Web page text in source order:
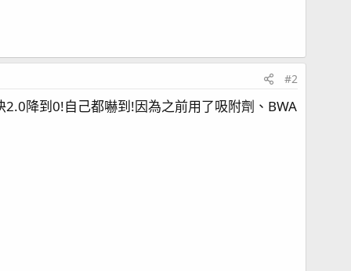
#2
降到0!自己都嚇到!因為之前用了吸附劑、BWA